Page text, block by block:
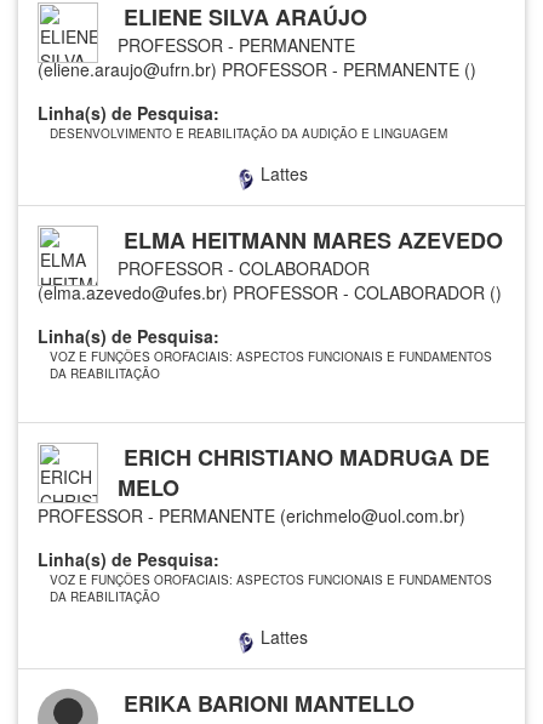
ELIENE SILVA ARAÚJO
PROFESSOR - PERMANENTE
(eliene.araujo@ufrn.br) PROFESSOR - PERMANENTE ()
Linha(s) de Pesquisa:
DESENVOLVIMENTO E REABILITAÇÃO DA AUDIÇÃO E LINGUAGEM
Lattes
ELMA HEITMANN MARES AZEVEDO
PROFESSOR - COLABORADOR
(elma.azevedo@ufes.br) PROFESSOR - COLABORADOR ()
Linha(s) de Pesquisa:
VOZ E FUNÇÕES OROFACIAIS: ASPECTOS FUNCIONAIS E FUNDAMENTOS
DA REABILITAÇÃO
ERICH CHRISTIANO MADRUGA DE
MELO
PROFESSOR - PERMANENTE (erichmelo@uol.com.br)
Linha(s) de Pesquisa:
VOZ E FUNÇÕES OROFACIAIS: ASPECTOS FUNCIONAIS E FUNDAMENTOS
DA REABILITAÇÃO
Lattes
ERIKA BARIONI MANTELLO